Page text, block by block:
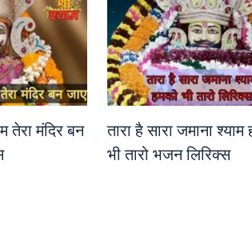
मंदिर बन
तारा है सारा जमाना
भी तारो भजन लिरिक्स